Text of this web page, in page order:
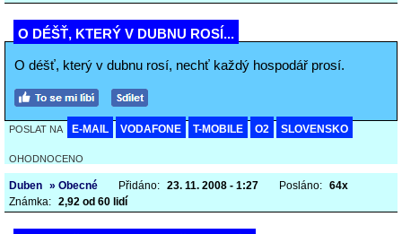
O DÉŠŤ, KTERÝ V DUBNU ROSÍ...
O déšť, který v dubnu rosí, nechť každý hospodář prosí.
POSLAT NA E-MAIL VODAFONE T-MOBILE O2 SLOVENSKO
OHODNOCENO
Duben » Obecné Přidáno: 23. 11. 2008 - 1:27 Posláno: 64x
Známka: 2,92 od 60 lidí